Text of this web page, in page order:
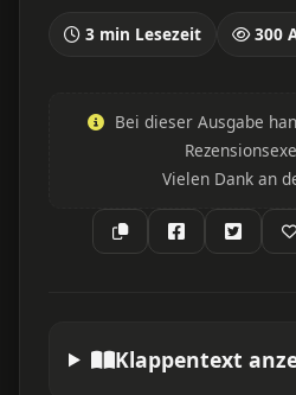
3 min Lesezeit 300
Bei dieser Ausgabe
Vielen Dank an
Klappentext